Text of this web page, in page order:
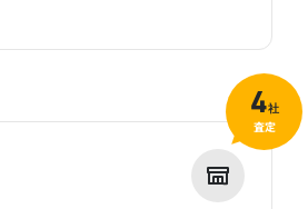
4社
査定